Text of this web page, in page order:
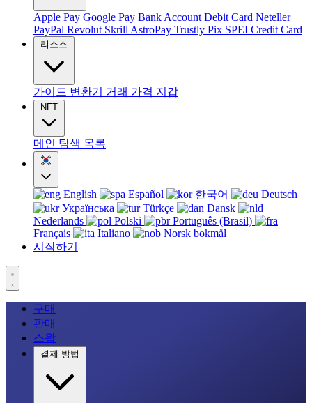
Apple Pay Google Pay Bank Account Debit Card Neteller
PayPal Revolut Skrill AstroPay Trustly Pix SPEI Credit Card
리소스
가이드 변환기 거래 가격 지갑
NFT
메인 탐색 목록
English Español 한국어
Deutsch
Українська
Türkçe
Dansk
Nederlands
Polski
Português (Brasil)
Français
Italiano
Norsk bokmål
시작하기
구매
판매
스왑
결제 방법